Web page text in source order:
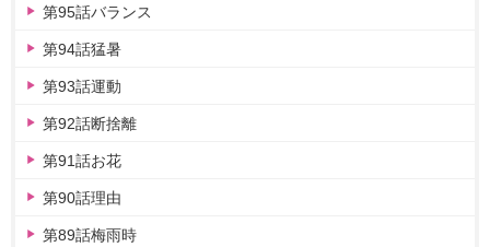
第95話バランス
第94話猛暑
第93話運動
第92話断捨離
第91話お花
第90話理由
第89話梅雨時